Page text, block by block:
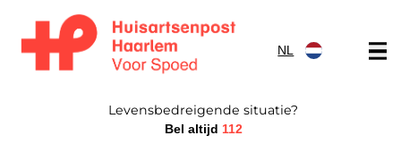
NL
Levensbedreigende situatie?
Bel altijd 112